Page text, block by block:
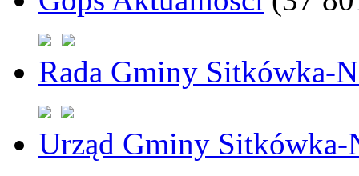
Rada Gminy Sitkówka-
Urząd Gminy